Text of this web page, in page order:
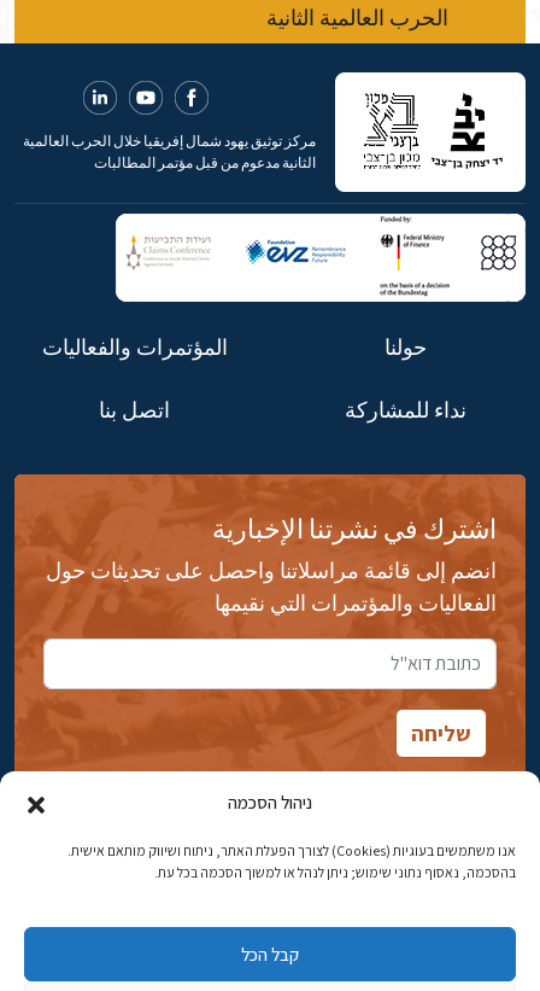
ניהול הסכמה
אנו משתמשים בעוגיות (Cookies) לצורך הפעלת האתר, ניתוח ושיווק מותאם אישית.
בהסכמה, נאסוף נתוני שימוש; ניתן לנהל או למשוך הסכמה בכל עת.
קבל הכל
الحرب العالمية الثانية
مركز توثيق يهود شمال إفريقيا خلال الحرب العالمية
الثانية مدعوم من قبل مؤتمر المطالبات
حولنا المؤتمرات والفعاليات
نداء للمشاركة اتصل بنا
اشترك في نشرتنا الإخبارية
انضم إلى قائمة مراسلاتنا واحصل على تحديثات حول
الفعاليات والمؤتمرات التي نقيمها
شارع ابن جبيرول، رحافيا ١٤ أورشليم - القدس
البريد الإلكتروني:najww2@ybz.org.il